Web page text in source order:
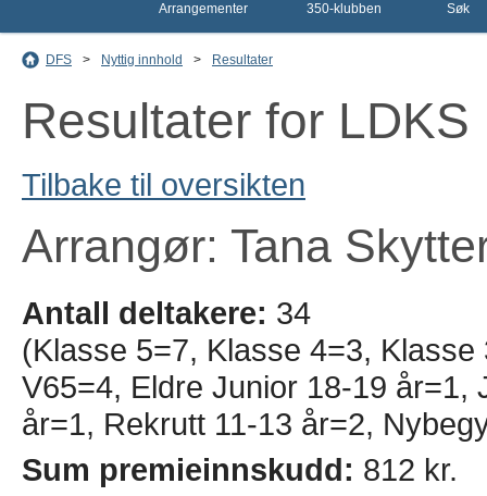
Arrangementer
350-klubben
Søk
DFS > Nyttig innhold > Resultater
Resultater for LDKS
Tilbake til oversikten
Arrangør: Tana
Antall deltakere: 34
(Klasse 5=7, Klasse 4=3,
V65=4, Eldre Junior 18-19 år=1,
år=1, Rekrutt 11-13 år=2,
Sum premieinnskudd: 812 kr.